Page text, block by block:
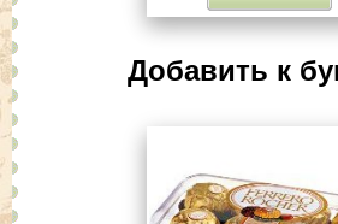
Добавить к